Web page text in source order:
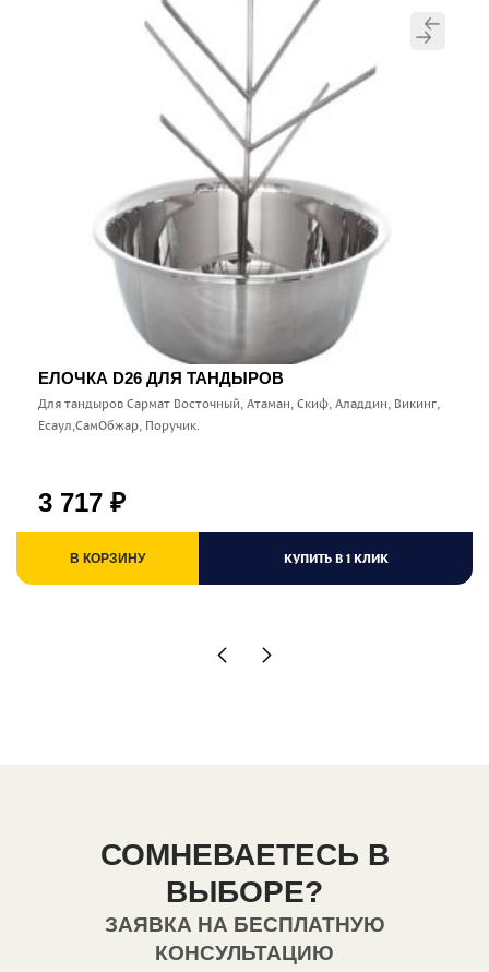
ЕЛОЧКА D26 ДЛЯ ТАНДЫРОВ
Для тандыров Сармат Восточный, Атаман, Скиф, Аладдин, Викинг,
Есаул,СамОбжар, Поручик.
3 717 ₽
В КОРЗИНУ КУПИТЬ В 1 КЛИК
СОМНЕВАЕТЕСЬ В
ВЫБОРЕ?
ЗАЯВКА НА БЕСПЛАТНУЮ
КОНСУЛЬТАЦИЮ